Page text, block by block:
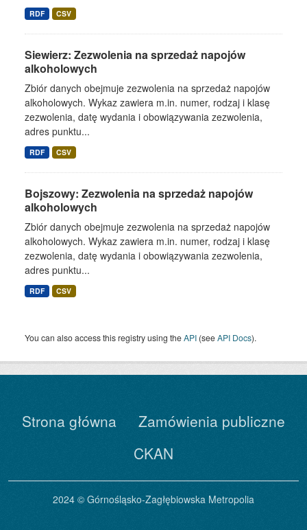
RDF CSV
Siewierz: Zezwolenia na sprzedaż napojów
alkoholowych
Zbiór danych obejmuje zezwolenia na sprzedaż napojów
alkoholowych. Wykaz zawiera m.in. numer, rodzaj i klasę
zezwolenia, datę wydania i obowiązywania zezwolenia,
adres punktu...
RDF CSV
Bojszowy: Zezwolenia na sprzedaż napojów
alkoholowych
Zbiór danych obejmuje zezwolenia na sprzedaż napojów
alkoholowych. Wykaz zawiera m.in. numer, rodzaj i klasę
zezwolenia, datę wydania i obowiązywania zezwolenia,
adres punktu...
RDF CSV
You can also access this registry using theAPI (seeAPI Docs).
Strona główna
Zamówienia publiczne
CKAN
2024 © Górnośląsko-Zagłębiowska Metropolia